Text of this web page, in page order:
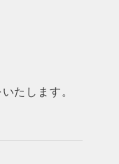
たします。